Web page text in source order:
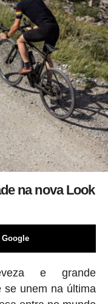
na nova Look
e grande
se unem na última